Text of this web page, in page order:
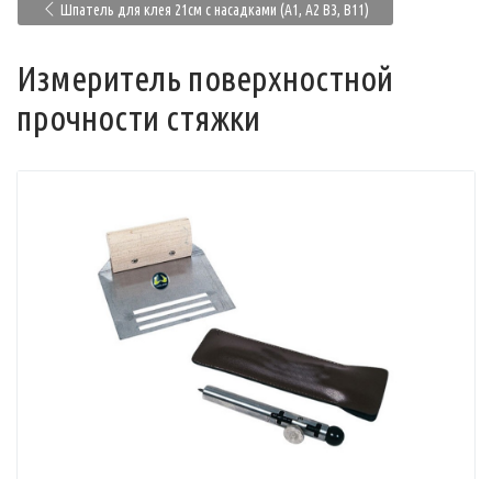
Шпатель для клея 21см с насадками (А1, А2 В3, В11)
Измеритель поверхностной
прочности стяжки